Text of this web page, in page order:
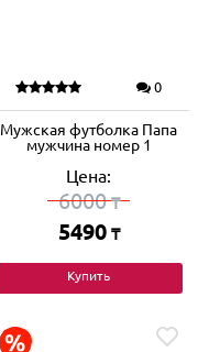
0
Мужская футболка Папа
мужчина номер 1
Цена:
6000₸
5490 ₸
Купить